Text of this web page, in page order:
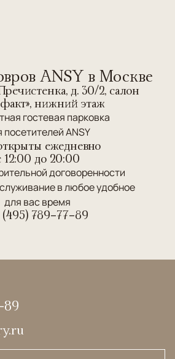
ANSY в Москве
д. 30/2, салон
нижний этаж
гостевая парковка
посетителей ANSY
ежедневно
12:00 до 20:00
договоренности
в любое удобное
для вас время
(495) 789-77-89
89